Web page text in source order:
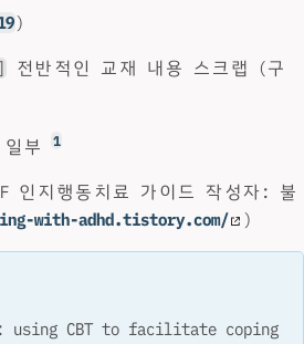
)
전반적인 교재 내용 스크랩 (구
부 1
인지행동치료 가이드 작성자: 불
with-adhd.tistory.com/ )
using CBT to facilitate coping